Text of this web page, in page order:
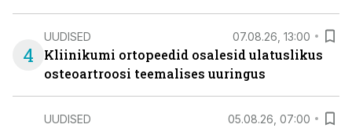
4
UUDISED 07.08.26, 13:00
Kliinikumi ortopeedid osalesid ulatuslikus
osteoartroosi teemalises uuringus
UUDISED 05.08.26, 07:00